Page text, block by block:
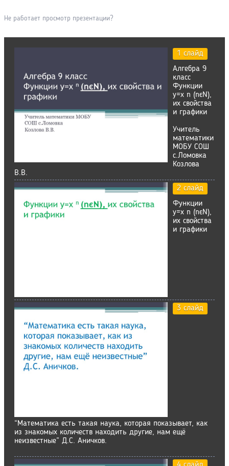
Не работает просмотр презентации?
1 слайд
Алгебра 9
класс
Функции
y=x n (nєN),
их свойства
и графики
Учитель
математики
МОБУ СОШ
с.Ломовка
Козлова
В.В.
2 слайд
Функции
y=x n (nєN),
их свойства
и графики
3 слайд
“Математика есть такая наука, которая показывает, как
из знакомых количеств находить другие, нам ещё
неизвестные” Д.С. Аничков.